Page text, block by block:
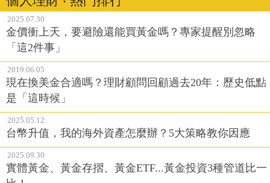
2025.07.30
金價衝上天，要避險還能買黃金嗎？專家提醒別忽略
「這2件事」
2019.06.05
現在換美金合適嗎？理財顧問回顧過去20年：歷史低點
是「這時候」
2025.05.12
台幣升值，我的海外資產怎麼辦？5大策略教你因應
2025.09.30
實體黃金、黃金存摺、黃金ETF...黃金投資3種管道比一